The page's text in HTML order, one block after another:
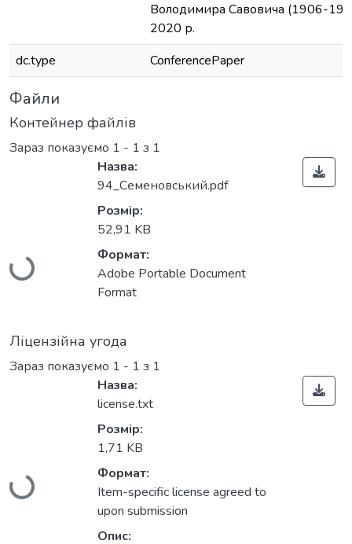
Володимира Савовича (1906-
2020 р.
dc.type
ConferencePaper
Файли
Контейнер файлів
Зараз показуємо 1 - 1 з 1
Вантажиться...
Назва:
94_Семеновський.pdf
Розмір:
52,91 KB
Формат:
Adobe Portable Document
Format
Ліцензійна угода
Зараз показуємо 1 - 1 з 1
Вантажиться...
Назва:
license.txt
Розмір:
1,71 KB
Формат:
Item-specific license agreed to
upon submission
Опис: